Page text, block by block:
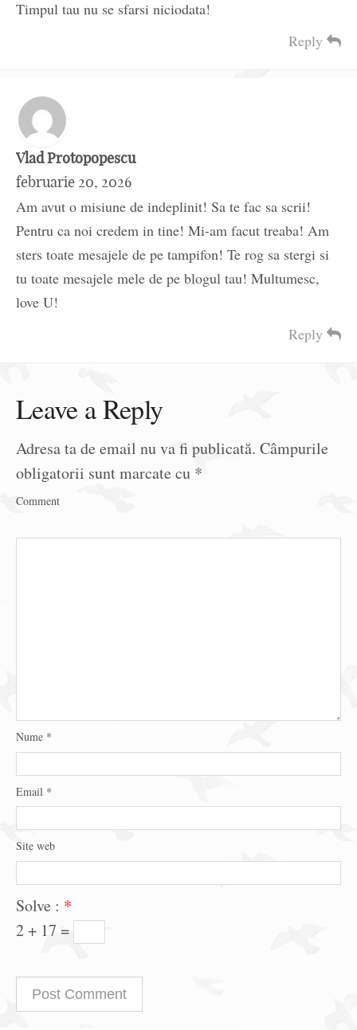
Timpul tau nu se sfarsi niciodata!
Reply
Vlad Protopopescu
februarie 20, 2026
Am avut o misiune de indeplinit! Sa te fac sa scrii!
Pentru ca noi credem in tine! Mi-am facut treaba! Am
sters toate mesajele de pe tampifon! Te rog sa stergi si
tu toate mesajele mele de pe blogul tau! Multumesc,
love U!
Reply
Leave a Reply
Adresa ta de email nu va fi publicată. Câmpurile
obligatorii sunt marcate cu *
Comment
Nume *
Email *
Site web
Solve : *
2 + 17 =